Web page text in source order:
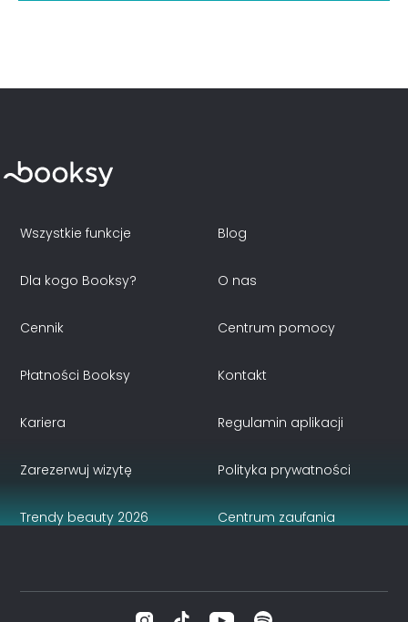
Wszystkie funkcje
Dla kogo Booksy?
Cennik
Płatności Booksy
Blog
O nas
Centrum pomocy
Kontakt
Kariera
Zarezerwuj wizytę
Trendy beauty 2026
Regulamin aplikacji
Polityka prywatności
Centrum zaufania